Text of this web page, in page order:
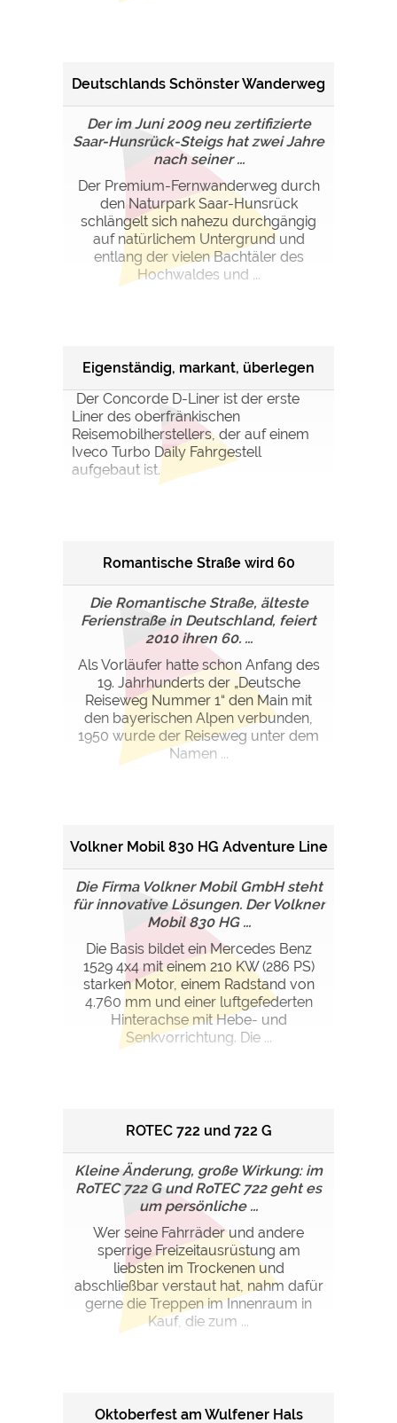
Deutschlands Schönster Wanderweg
Der im Juni 2009 neu zertifizierte
Saar-Hunsrück-Steigs hat zwei Jahre
nach seiner ...
Der Premium-Fernwanderweg durch
den Naturpark Saar-Hunsrück
schlängelt sich nahezu durchgängig
auf natürlichem Untergrund und
entlang der vielen Bachtäler des
Hochwaldes und ...
Eigenständig, markant, überlegen
Der Concorde D-Liner ist der erste
Liner des oberfränkischen
Reisemobilherstellers, der auf einem
Iveco Turbo Daily Fahrgestell
aufgebaut ist.
Romantische Straße wird 60
Die Romantische Straße, älteste
Ferienstraße in Deutschland, feiert
2010 ihren 60. ...
Als Vorläufer hatte schon Anfang des
19. Jahrhunderts der „Deutsche
Reiseweg Nummer 1“ den Main mit
den bayerischen Alpen verbunden,
1950 wurde der Reiseweg unter dem
Namen ...
Volkner Mobil 830 HG Adventure Line
Die Firma Volkner Mobil GmbH steht
für innovative Lösungen. Der Volkner
Mobil 830 HG ...
Die Basis bildet ein Mercedes Benz
1529 4x4 mit einem 210 KW (286 PS)
starken Motor, einem Radstand von
4.760 mm und einer luftgefederten
Hinterachse mit Hebe- und
Senkvorrichtung. Die ...
ROTEC 722 und 722 G
Kleine Änderung, große Wirkung: im
RoTEC 722 G und RoTEC 722 geht es
um persönliche ...
Wer seine Fahrräder und andere
sperrige Freizeitausrüstung am
liebsten im Trockenen und
abschließbar verstaut hat, nahm dafür
gerne die Treppen im Innenraum in
Kauf, die zum ...
Oktoberfest am Wulfener Hals